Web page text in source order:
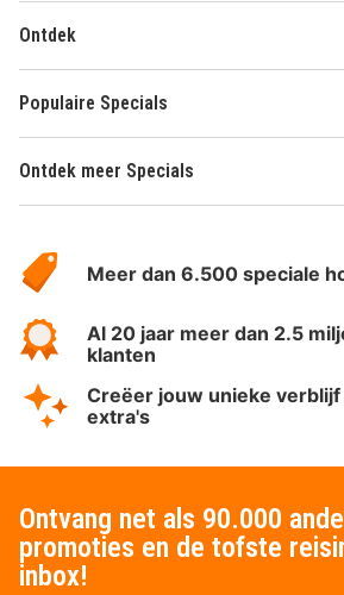
Ontdek
Populaire Specials
Ontdek meer Specials
HotelSpecials
Meer dan 6.500 speciale
Al 20 jaar meer dan 2.5
klanten
Creëer jouw unieke
extra's
Ontvang net als 90.000
promoties en de tofste
inbox!